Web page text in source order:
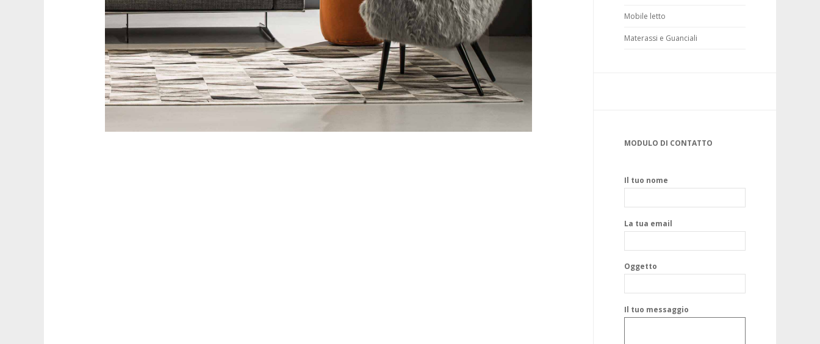
Mobile letto
Materassi e Guanciali
MODULO DI CONTATTO
Il tuo nome
La tua email
Oggetto
Il tuo messaggio